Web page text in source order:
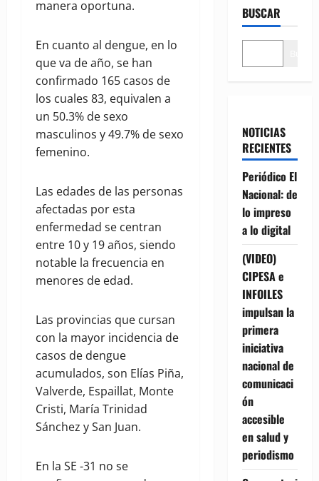
manera oportuna.
En cuanto al dengue, en lo
que va de año, se han
confirmado 165 casos de
los cuales 83, equivalen a
un 50.3% de sexo
masculinos y 49.7% de sexo
femenino.
Las edades de las personas
afectadas por esta
enfermedad se centran
entre 10 y 19 años, siendo
notable la frecuencia en
menores de edad.
Las provincias que cursan
con la mayor incidencia de
casos de dengue
acumulados, son Elías Piña,
Valverde, Espaillat, Monte
Cristi, María Trinidad
Sánchez y San Juan.
En la SE -31 no se
BUSCAR
NOTICIAS
RECIENTES
Periódico El
Nacional: de
lo impreso
a lo digital
(VIDEO)
CIPESA e
INFOILES
impulsan la
primera
iniciativa
nacional de
comunicaci
ón
accesible
en salud y
periodismo